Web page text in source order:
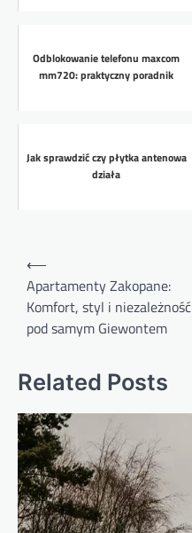
Odblokowanie telefonu maxcom
mm720: praktyczny poradnik
Jak sprawdzić czy płytka antenowa
działa
Nawigacja
wpisu
⟵
Apartamenty Zakopane:
Komfort, styl i niezależność
pod samym Giewontem
Related Posts